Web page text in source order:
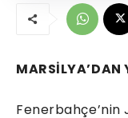
MARSİLYA’DAN